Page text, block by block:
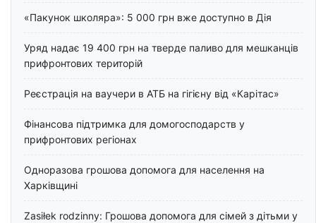
«Пакунок школяра»: 5 000 грн вже доступно в Дія
Уряд надає 19 400 грн на тверде паливо для мешканців
прифронтових територій
Реєстрація на ваучери в АТБ на гігієну від «Карітас»
Фінансова підтримка для домогосподарств у
прифронтових регіонах
Одноразова грошова допомога для населення на
Харківщині
Zasiłek rodzinny: Грошова допомога для сімей з дітьми у